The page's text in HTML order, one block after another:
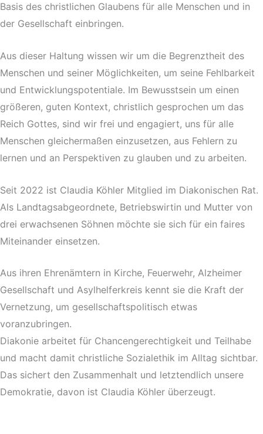
Basis des christlichen Glaubens für alle Menschen und in
der Gesellschaft einbringen.
Aus dieser Haltung wissen wir um die Begrenztheit des
Menschen und seiner Möglichkeiten, um seine Fehlbarkeit
und Entwicklungspotentiale. Im Bewusstsein um einen
größeren, guten Kontext, christlich gesprochen um das
Reich Gottes, sind wir frei und engagiert, uns für alle
Menschen gleichermaßen einzusetzen, aus Fehlern zu
lernen und an Perspektiven zu glauben und zu arbeiten.
Seit 2022 ist Claudia Köhler Mitglied im Diakonischen Rat.
Als Landtagsabgeordnete, Betriebswirtin und Mutter von
drei erwachsenen Söhnen möchte sie sich für ein faires
Miteinander einsetzen.
Aus ihren Ehrenämtern in Kirche, Feuerwehr, Alzheimer
Gesellschaft und Asylhelferkreis kennt sie die Kraft der
Vernetzung, um gesellschaftspolitisch etwas
voranzubringen.
Diakonie arbeitet für Chancengerechtigkeit und Teilhabe
und macht damit christliche Sozialethik im Alltag sichtbar.
Das sichert den Zusammenhalt und letztendlich unsere
Demokratie, davon ist Claudia Köhler überzeugt.